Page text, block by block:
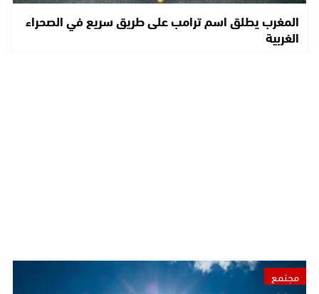
المغرب يطلق اسم ترامب على طريق سريع في الصحراء
الغربية
مجتمع